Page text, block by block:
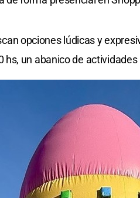
opciones lúdicas y
hs, un abanico de